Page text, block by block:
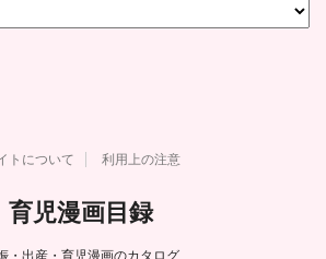
トについて 利用上の注意
育児漫画目録
・出産・育児漫画のカタログ